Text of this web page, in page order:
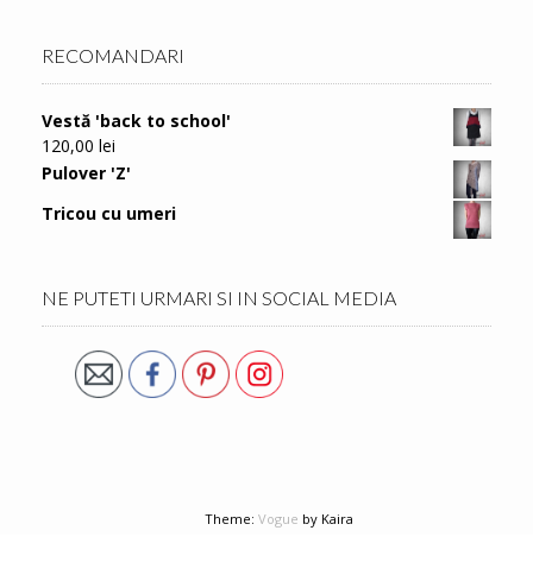
RECOMANDARI
Vestă 'back to school'
120,00 lei
Pulover 'Z'
Tricou cu umeri
NE PUTETI URMARI SI IN SOCIAL MEDIA
Theme: Vogue by Kaira